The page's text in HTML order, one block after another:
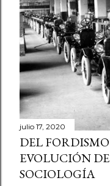
julio 17, 2020
DEL
EVOLUCIÓN
SOCIOLOGÍA